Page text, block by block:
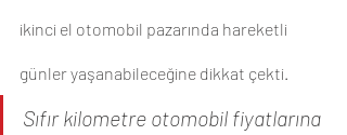
ikinci el otomobil pazarında hareketli
günler yaşanabileceğine dikkat çekti.
Sıfır kilometre otomobil fiyatlarına